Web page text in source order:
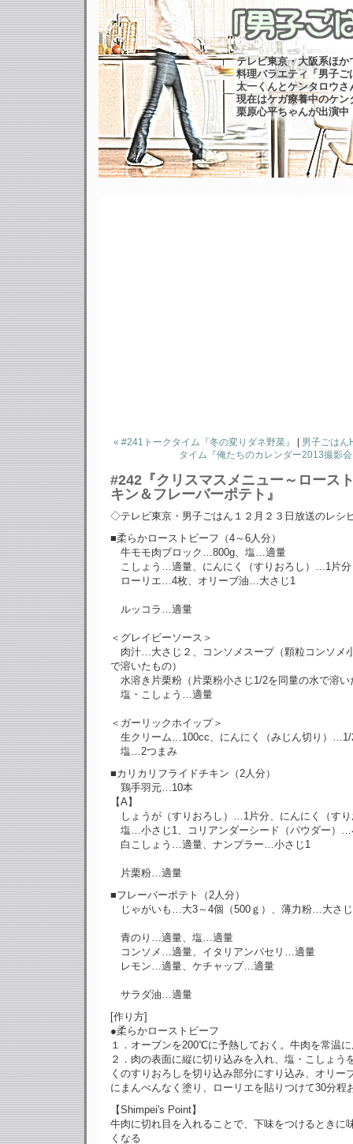
テレビ東京・大阪系ほか
料理バラエティ「男子ご
太一くんとケンタロウ
現在はケガ療養中のケン
栗原心平ちゃんが出演中
« #241トークタイム『冬の変りダネ野菜』
男子ごはん
タイム『俺たちのカレンダー2013撮影
#242『クリスマスメニュー～ロース
キン＆フレーバーポテト』
◇テレビ東京・男子ごはん１２月２３日放送のレシ
■柔らかローストビーフ（4～6人分）
牛モモ肉ブロック…800g、塩…適量
こしょう…適量、にんにく（すりおろし）…1片分
ローリエ…4枚、オリーブ油…大さじ1
ルッコラ…適量
＜グレイビーソース＞
肉汁…大さじ２、コンソメスープ（顆粒コンソメ
で溶いたもの）
水溶き片栗粉（片栗粉小さじ1/2を同量の水で溶い
塩・こしょう…適量
＜ガーリックホイップ＞
生クリーム…100cc、にんにく（みじん切り）…1/
塩…2つまみ
■カリカリフライドチキン（2人分）
鶏手羽元…10本
【A】
しょうが（すりおろし）…1片分、にんにく（す
塩…小さじ1、コリアンダーシード（パウダー）…
白こしょう…適量、ナンプラー…小さじ1
片栗粉…適量
■フレーバーポテト（2人分）
じゃがいも…大3～4個（500ｇ）、薄力粉…大さ
青のり…適量、塩…適量
コンソメ…適量、イタリアンパセリ…適量
レモン…適量、ケチャップ…適量
サラダ油…適量
[作り方]
●柔らかローストビーフ
１．オーブンを200℃に予熱しておく。牛肉を常温
２．肉の表面に縦に切り込みを入れ、塩・こしょう
くのすりおろしを切り込み部分にすり込み、オリー
にまんべんなく塗り、ローリエを貼りつけて30分程
【Shimpei's Point】
牛肉に切れ目を入れることで、下味をつけるときに
くなる